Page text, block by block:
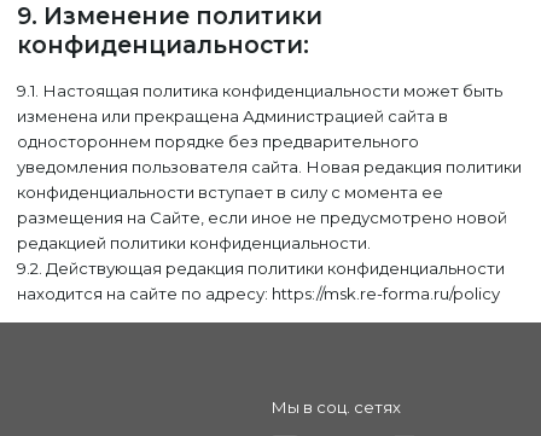
9. Изменение политики
конфиденциальности:
9.1. Настоящая политика конфиденциальности может быть
изменена или прекращена Администрацией сайта в
одностороннем порядке без предварительного
уведомления пользователя сайта. Новая редакция политики
конфиденциальности вступает в силу с момента ее
размещения на Сайте, если иное не предусмотрено новой
редакцией политики конфиденциальности.
9.2. Действующая редакция политики конфиденциальности
находится на сайте по адресу: https://msk.re-forma.ru/policy
Мы в соц. сетях